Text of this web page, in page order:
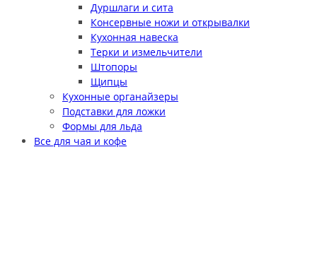
Дуршлаги и сита
Консервные ножи и открывалки
Кухонная навеска
Терки и измельчители
Штопоры
Щипцы
Кухонные органайзеры
Подставки для ложки
Формы для льда
Все для чая и кофе